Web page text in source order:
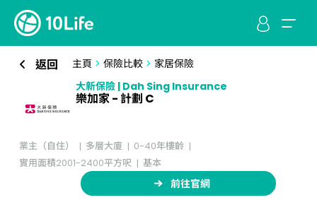
返回 主頁 > 保險比較> 家居保險
大新保險 | Dah Sing Insurance
樂加家 - 計劃 C
業主（自住） 多層大廈
0-40年樓齡
實用面積2001-2400平方呎
基本
前往官網